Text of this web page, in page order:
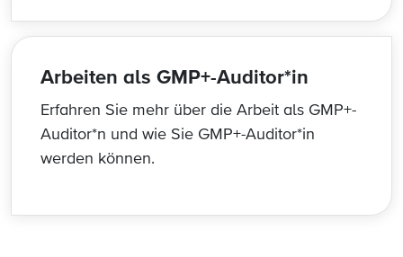
Arbeiten als GMP+-Auditor*in
Erfahren Sie mehr über die Arbeit als GMP+-
Auditor*n und wie Sie GMP+-Auditor*in
werden können.